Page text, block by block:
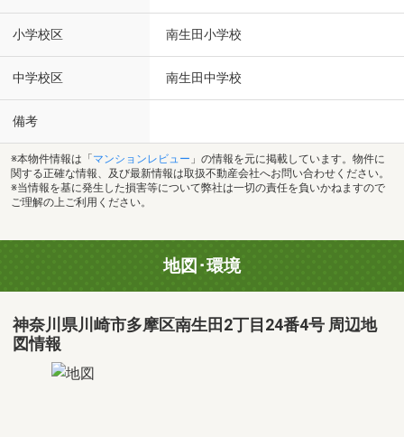
小学校区 南生田小学校
中学校区 南生田中学校
備考
※本物件情報は「 マンションレビュー 」の情報を元に掲載しています。物件に
関する正確な情報、及び最新情報は取扱不動産会社へお問い合わせください。
※当情報を基に発生した損害等について弊社は一切の責任を負いかねますので
ご理解の上ご利用ください。
地図･環境
神奈川県川崎市多摩区南生田2丁目24番4号 周辺地
図情報